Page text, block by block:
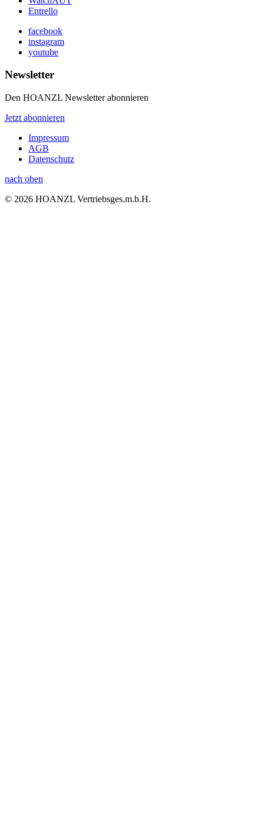
Entrello
facebook
instagram
youtube
Newsletter
Den HOANZL Newsletter abonnieren
Jetzt abonnieren
Impressum
AGB
Datenschutz
nach oben
© 2026 HOANZL Vertriebsges.m.b.H.